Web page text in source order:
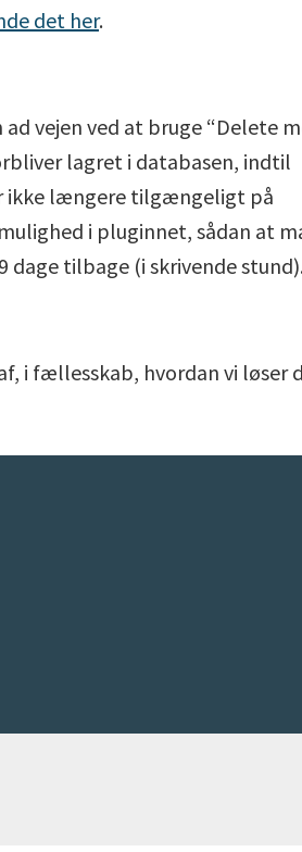
det her.
vejen ved at bruge “Delete
lagret i databasen, indtil
ikke længere tilgængeligt på
i pluginnet, sådan at
dage tilbage (i skrivende
i fællesskab, hvordan vi løser